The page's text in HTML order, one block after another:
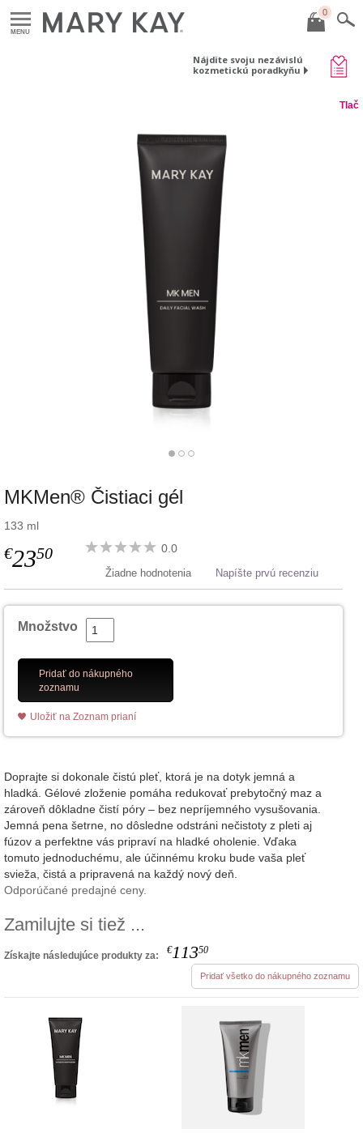
MENU
0
Nájdite svoju nezávislú
kozmetickú poradkyňu
Tlač
MKMen® Čistiaci gél
133 ml
€2350 0.0
Žiadne hodnotenia Napíšte prvú recenziu
Množstvo
Pridať do nákupného
zoznamu
Uložiť na Zoznam prianí
Doprajte si dokonale čistú pleť, ktorá je na dotyk jemná a
hladká. Gélové zloženie pomáha redukovať prebytočný maz a
zároveň dôkladne čistí póry – bez nepríjemného vysušovania.
Jemná pena šetrne, no dôsledne odstráni nečistoty z pleti aj
fúzov a perfektne vás pripraví na hladké oholenie. Vďaka
tomuto jednoduchému, ale účinnému kroku bude vaša pleť
svieža, čistá a pripravená na každý nový deň.
Odporúčané predajné ceny.
Zamilujte si tiež ...
Získajte následujúce produkty za: €11350
Pridať všetko do nákupného zoznamu